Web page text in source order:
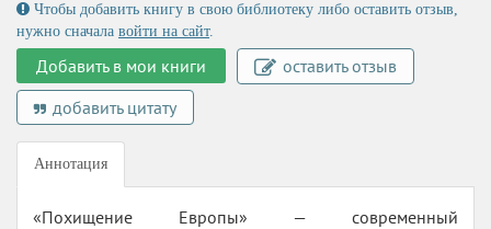
Чтобы добавить книгу в свою библиотеку либо оставить отзыв,
нужно сначала войти на сайт.
Добавить в мои книги
оставить отзыв
добавить цитату
Аннотация
«Похищение Европы» — современный